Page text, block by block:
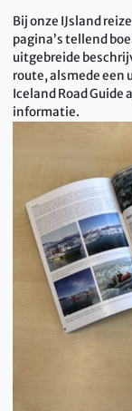
Bij onze IJsland
pagina’s tellend
uitgebreide
route, alsmede een
Iceland Road Guide
informatie.